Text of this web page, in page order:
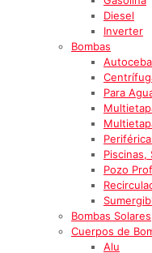
Diesel
Inverter
Bombas
Para
Piscinas,
Pozo
Bombas Solares
Cuerpos de
Alu